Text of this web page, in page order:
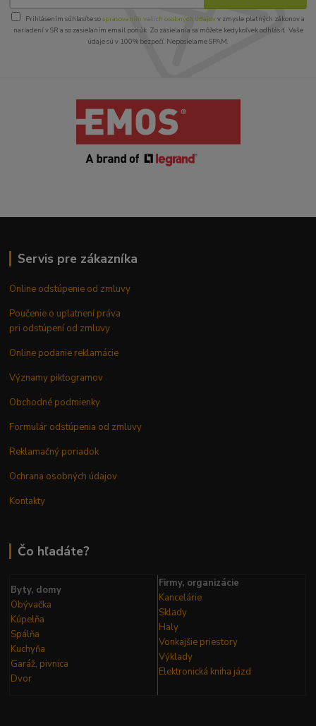
Prihlásením súhlasíte sospracovaním vašich osobných údajovv zmysle platných zákonov a
nariadení v SR a so zasielaním email ponúk. Zo zasielania sa môžete kedykoľvek odhlásiť. Vaše
údaje sú v 100% bezpečí. Neposielame SPAM.
Servis pre zákazníka
Online odstúpenie od zmluvy
Poučenie o uplatnení práva
pri odstúpení od zmluvy
Online podanie reklamácie
Významy piktogramov
Obchodné podmienky
Formulár odstúpenia od zmluvy
Reklamačný poriadok
Ochrana osobných údajov
Kontakty
Čo hľadáte?
Byty, domy
Obývačka
Kúpelňa
Spálňa
Kuchyňa
Garáž, pivnica
Dvor
Firmy, organizácie
Kancelárie
Sklady
Haly
Vonkajšie priestory
Výklady
Elektronická kniha jázd